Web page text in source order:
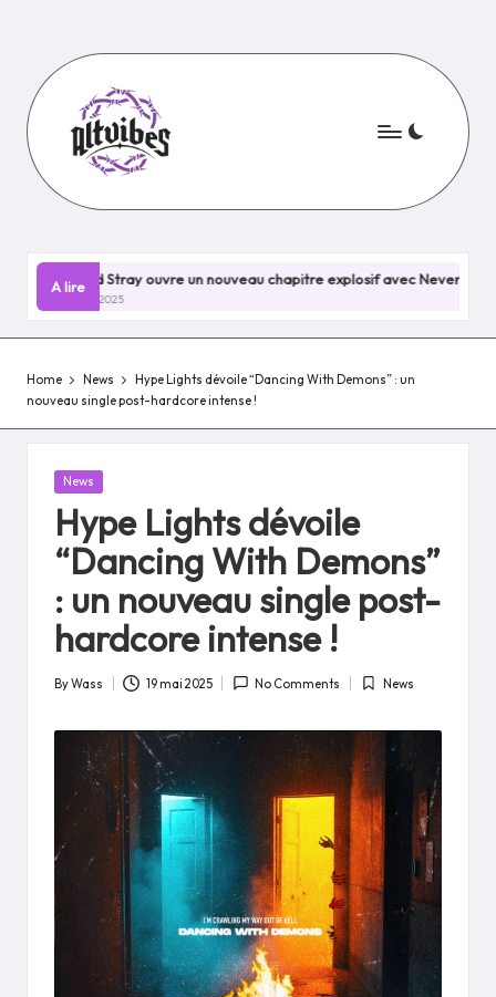
content
A lire
Stray ouvre un nouveau chapitre explosif avec Nevermind !
Home News
Hype Lights dévoile “Dancing With Demons” : un
nouveau single post-hardcore intense !
Posted
News
Hype Lights dévoile
“Dancing With Demons”
: un nouveau single post-
hardcore intense !
Posted
ByWass 19 mai 2025 No Comments
Posted
News